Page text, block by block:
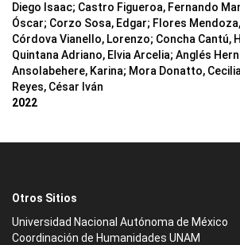
Diego Isaac; Castro Figueroa, Fernando
Óscar; Corzo Sosa, Edgar; Flores
Córdova Vianello, Lorenzo; Concha Cantú,
Quintana Adriano, Elvia Arcelia; Anglés
Ansolabehere, Karina; Mora Donatto,
Reyes, César Iván
2022
Otros Sitios
Universidad Nacional Autónoma de México
Coordinación de Humanidades UNAM